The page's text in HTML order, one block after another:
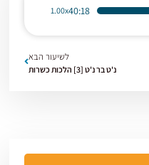
40:18
1.00x
לשיעור הבא
נ'ט בר נ'ט [3] הלכות כשרות